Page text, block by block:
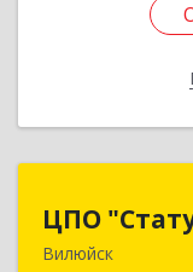
ЦПО
Вилюйск
677000, Саха /